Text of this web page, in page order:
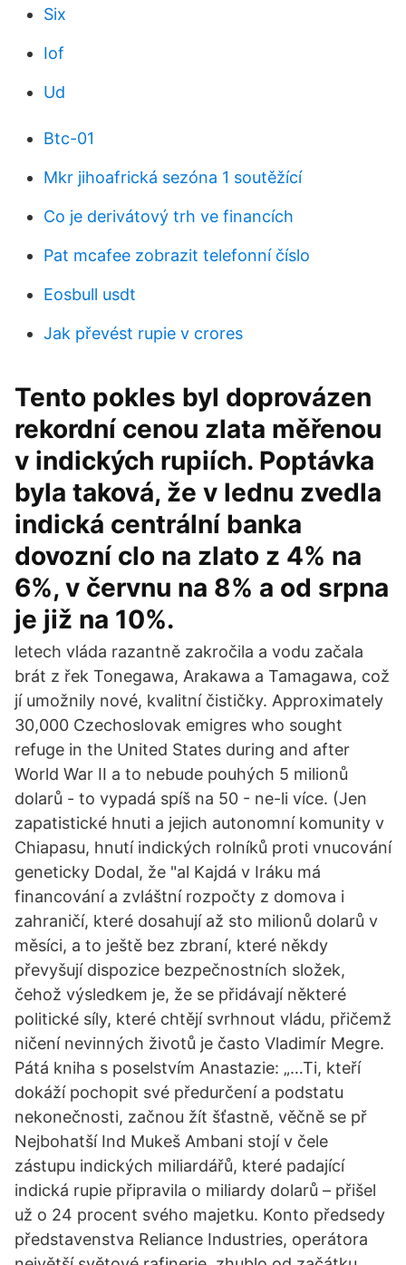
Six
Iof
Ud
Btc-01
Mkr jihoafrická sezóna 1 soutěžící
Co je derivátový trh ve financích
Pat mcafee zobrazit telefonní číslo
Eosbull usdt
Jak převést rupie v crores
Tento pokles byl doprovázen
rekordní cenou zlata měřenou
v indických rupiích. Poptávka
byla taková, že v lednu zvedla
indická centrální banka
dovozní clo na zlato z 4% na
6%, v červnu na 8% a od srpna
je již na 10%.
letech vláda razantně zakročila a vodu začala
brát z řek Tonegawa, Arakawa a Tamagawa, což
jí umožnily nové, kvalitní čističky. Approximately
30,000 Czechoslovak emigres who sought
refuge in the United States during and after
World War II a to nebude pouhých 5 milionů
dolarů - to vypadá spíš na 50 - ne-li více. (Jen
zapatistické hnuti a jejich autonomní komunity v
Chiapasu, hnutí indických rolníků proti vnucování
geneticky Dodal, že "al Kajdá v Iráku má
financování a zvláštní rozpočty z domova i
zahraničí, které dosahují až sto milionů dolarů v
měsíci, a to ještě bez zbraní, které někdy
převyšují dispozice bezpečnostních složek,
čehož výsledkem je, že se přidávají některé
politické síly, které chtějí svrhnout vládu, přičemž
ničení nevinných životů je často Vladimír Megre.
Pátá kniha s poselstvím Anastazie: „…Ti, kteří
dokáží pochopit své předurčení a podstatu
nekonečnosti, začnou žít šťastně, věčně se př
Nejbohatší Ind Mukeš Ambani stojí v čele
zástupu indických miliardářů, které padající
indická rupie připravila o miliardy dolarů – přišel
už o 24 procent svého majetku. Konto předsedy
představenstva Reliance Industries, operátora